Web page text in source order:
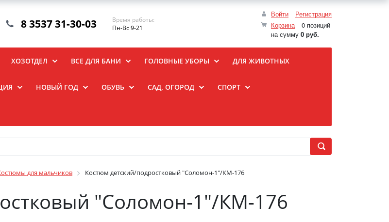
Войти
Регистрация
Корзина
0 позиций
на сумму 0 руб.
8 3537 31-30-03
Время работы:
Пн-Вс 9-21
ХОЗОТДЕЛ ВСЕ ДЛЯ БАНИ ГОЛОВНЫЕ УБОРЫ ДЛЯ ЖИВОТНЫХ
НОВЫЙ ГОД ОБУВЬ САД, ОГОРОД СПОРТ
для мальчиков Костюм детский/подростковый "Соломон-1"/КМ-176
"Соломон-1"/КМ-176